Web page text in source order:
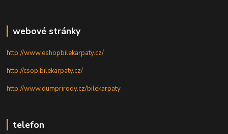
webové stránky
http://www.eshopbilekarpaty.cz/
http://csop.bilekarpaty.cz/
http://www.dumprirody.cz/bilekarpaty
telefon